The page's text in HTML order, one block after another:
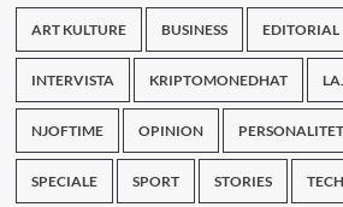
ART KULTURE BUSINESS EDITORIAL
INTERVISTA KRIPTOMONEDHAT
NJOFTIME OPINION
SPECIALE SPORT STORIES TECH